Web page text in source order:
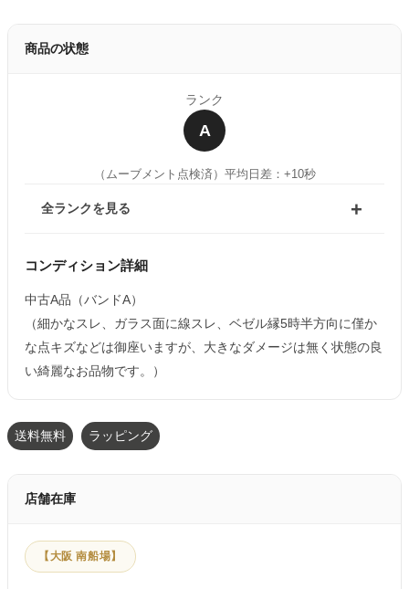
商品の状態
ランク
A
（ムーブメント点検済） 平均日差：+10秒
全ランクを見る
コンディション詳細
中古A品（バンドA）
（細かなスレ、ガラス面に線スレ、ベゼル縁5時半方向に僅か
な点キズなどは御座いますが、大きなダメージは無く状態の良
い綺麗なお品物です。）
送料無料 ラッピング
店舗在庫
【大阪 南船場】